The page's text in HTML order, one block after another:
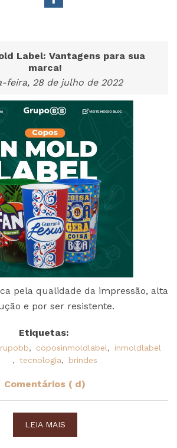
Label: Vantagens para sua
marca!
feira, 28 de julho de 2022
pela qualidade da impressão, alta
e por ser resistente.
Etiquetas:
, coposinmoldlabel,
inmoldlabel
, tecnologia, brindes
Comentários ( d)
LEIA MAIS